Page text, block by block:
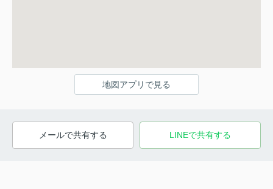
地図アプリで見る
メールで共有する LINEで共有する